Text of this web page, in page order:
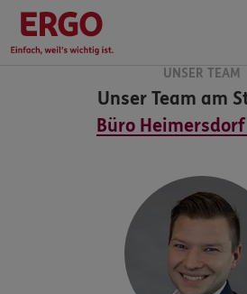
UNSER TEAM
Unser Team am